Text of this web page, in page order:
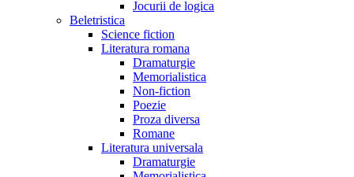
Jocurii de logica
Beletristica
Science fiction
Literatura romana
Dramaturgie
Memorialistica
Non-fiction
Poezie
Proza diversa
Romane
Literatura universala
Dramaturgie